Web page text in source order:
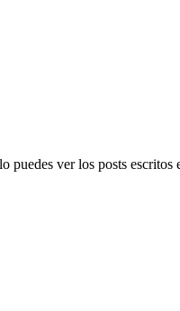
ver los posts escritos